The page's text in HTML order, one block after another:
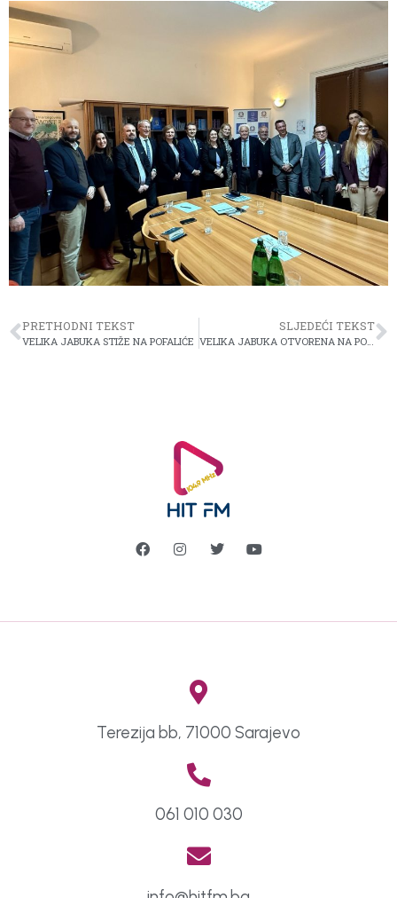
PRETHODNI TEKST
VELIKA JABUKA STIŽE NA POFALIĆE
SLJEDEĆI TEKST
VELIKA JABUKA OTVORENA NA POFALIĆIMA
Terezija bb, 71000 Sarajevo
061 010 030